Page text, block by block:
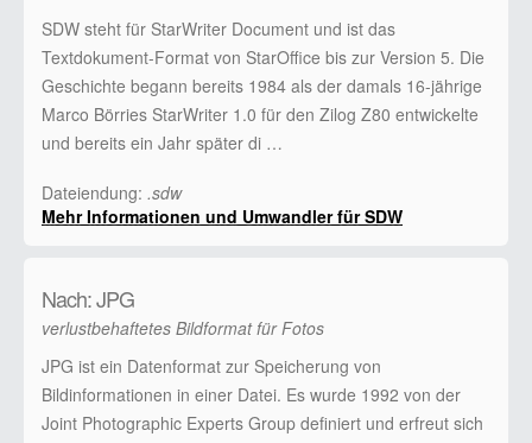
SDW steht für StarWriter Document und ist das
Textdokument-Format von StarOffice bis zur Version 5. Die
Geschichte begann bereits 1984 als der damals 16-jährige
Marco Börries StarWriter 1.0 für den Zilog Z80 entwickelte
und bereits ein Jahr später di …
Dateiendung: .sdw
Mehr Informationen und Umwandler für SDW
Nach: JPG
verlustbehaftetes Bildformat für Fotos
JPG ist ein Datenformat zur Speicherung von
Bildinformationen in einer Datei. Es wurde 1992 von der
Joint Photographic Experts Group definiert und erfreut sich